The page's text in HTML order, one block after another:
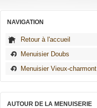
NAVIGATION
Retour à l'accueil
Menuisier Doubs
Menuisier Vieux-charmont
AUTOUR DE LA MENUISERIE